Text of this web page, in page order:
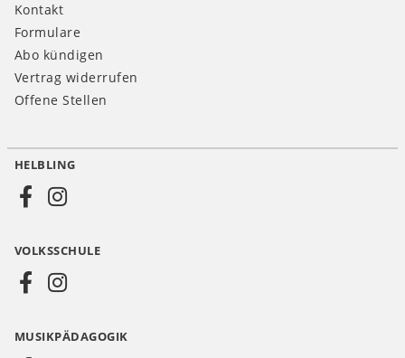
Kontakt
Formulare
Abo kündigen
Vertrag widerrufen
Offene Stellen
Social
AT
HELBLING
VOLKSSCHULE
MUSIKPÄDAGOGIK